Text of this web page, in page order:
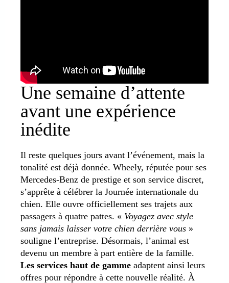
Une semaine d’attente
avant une expérience
inédite
Il reste quelques jours avant l’événement, mais la
tonalité est déjà donnée. Wheely, réputée pour ses
Mercedes-Benz de prestige et son service discret,
s’apprête à célébrer la Journée internationale du
chien. Elle ouvre officiellement ses trajets aux
passagers à quatre pattes. « Voyagez avec style
sans jamais laisser votre chien derrière vous »
souligne l’entreprise. Désormais, l’animal est
devenu un membre à part entière de la famille.
Les services haut de gamme adaptent ainsi leurs
offres pour répondre à cette nouvelle réalité. À